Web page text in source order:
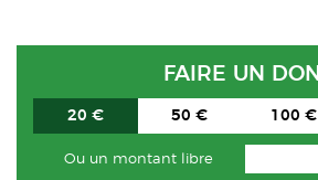
FAIRE UN DON
20 € 50 € 100 €
Ou un montant libre